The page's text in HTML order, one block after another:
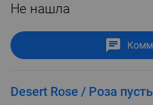
Не нашла
Desert Rose / Роза